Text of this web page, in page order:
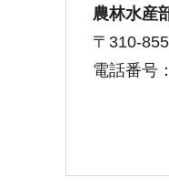
農林水産
〒310-
電話番号